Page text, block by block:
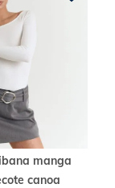
manga
canoa